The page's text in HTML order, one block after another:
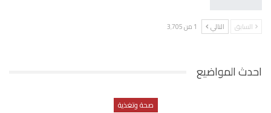
السابق التالي 1 من 3٬705
احدث المواضيع
صحة وتغذية